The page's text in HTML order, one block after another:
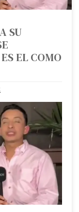
SU
EL COMO